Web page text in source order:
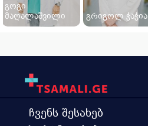
გოგი
მაღალაშვილი
გრიგოლ ჭაჭია
ჩვენს შესახებ